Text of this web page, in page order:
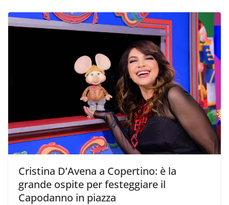
Cristina D’Avena a Copertino: è la
grande ospite per festeggiare il
Capodanno in piazza